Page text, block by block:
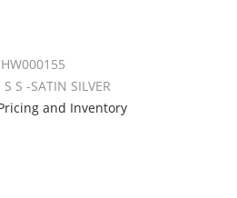
HW000155
S -SATIN SILVER
and Inventory